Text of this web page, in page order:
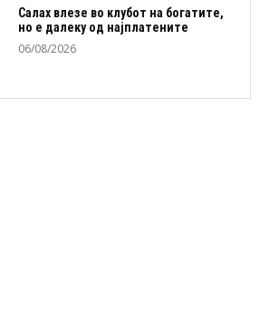
Салах влезе во клубот на богатите,
но е далеку од најплатените
06/08/2026